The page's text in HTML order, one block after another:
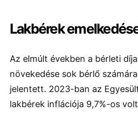
Lakbérek
Az elmúlt években a bérleti
növekedése sok bérlő
jelentett. 2023-ban az
lakbérek inflációja 9,7%-os